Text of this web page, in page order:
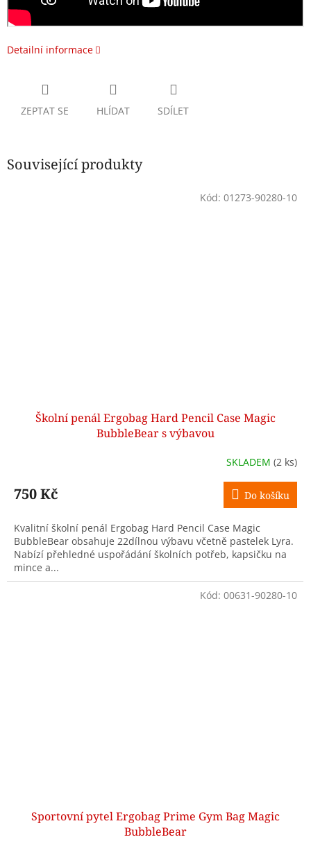
Detailní informace
ZEPTAT SE HLÍDAT SDÍLET
Související produkty
Školní penál Ergobag Hard Pencil Case Magic
BubbleBear s výbavou
SKLADEM (2 ks)
750 Kč Do košíku
Kvalitní školní penál Ergobag Hard Pencil Case Magic
BubbleBear obsahuje 22dílnou výbavu včetně pastelek Lyra.
Nabízí přehledné uspořádání školních potřeb, kapsičku na
mince a...
Kód: 01273-90280-10
Sportovní pytel Ergobag Prime Gym Bag Magic
BubbleBear
Kód: 00631-90280-10